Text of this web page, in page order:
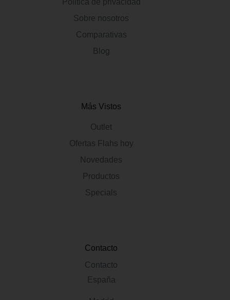
Politica de privacidad
Sobre nosotros
Comparativas
Blog
Más Vistos
Outlet
Ofertas Flahs hoy
Novedades
Productos
Specials
Contacto
Contacto
España